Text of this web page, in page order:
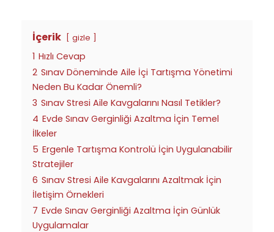
İçerik gizle
1 Hızlı Cevap
2 Sınav Döneminde Aile İçi Tartışma Yönetimi
Neden Bu Kadar Önemli?
3 Sınav Stresi Aile Kavgalarını Nasıl Tetikler?
4 Evde Sınav Gerginliği Azaltma İçin Temel
İlkeler
5 Ergenle Tartışma Kontrolü İçin Uygulanabilir
Stratejiler
6 Sınav Stresi Aile Kavgalarını Azaltmak İçin
İletişim Örnekleri
7 Evde Sınav Gerginliği Azaltma İçin Günlük
Uygulamalar